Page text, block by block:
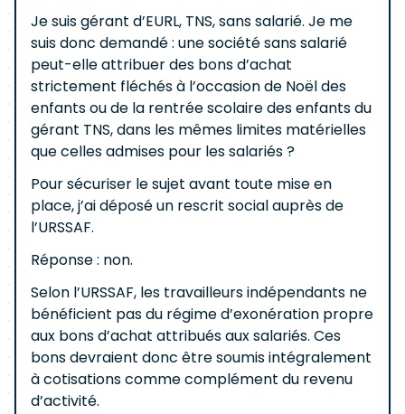
Je suis gérant d’EURL, TNS, sans salarié. Je me
suis donc demandé : une société sans salarié
peut-elle attribuer des bons d’achat
strictement fléchés à l’occasion de Noël des
enfants ou de la rentrée scolaire des enfants du
gérant TNS, dans les mêmes limites matérielles
que celles admises pour les salariés ?
Pour sécuriser le sujet avant toute mise en
place, j’ai déposé un rescrit social auprès de
l’URSSAF.
Réponse : non.
Selon l’URSSAF, les travailleurs indépendants ne
bénéficient pas du régime d’exonération propre
aux bons d’achat attribués aux salariés. Ces
bons devraient donc être soumis intégralement
à cotisations comme complément du revenu
d’activité.